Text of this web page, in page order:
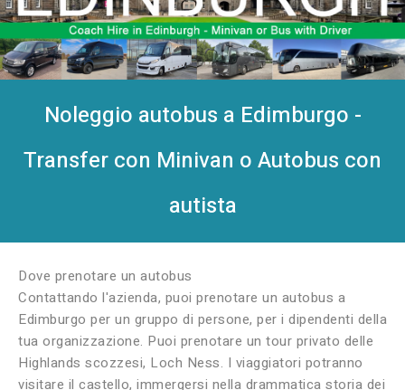
Noleggio autobus a Edimburgo -
Transfer con Minivan o Autobus con
autista
Dove prenotare un autobus
Contattando l'azienda, puoi prenotare un autobus a
Edimburgo per un gruppo di persone, per i dipendenti della
tua organizzazione. Puoi prenotare un tour privato delle
Highlands scozzesi, Loch Ness. I viaggiatori potranno
visitare il castello, immergersi nella drammatica storia dei